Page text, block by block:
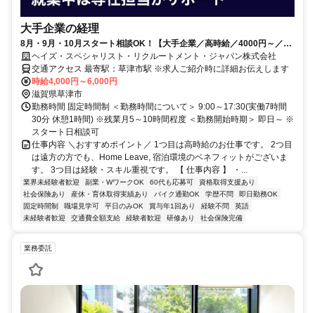
大手企業の経理
8月・9月・10月スタート相談OK！【大手企業／高時給／4000円～／プ
ロジェクト】経理
ヘイズ・スペシャリスト・リクルートメント・ジャパン株式会社
交通アクセス 最寄駅：草津市駅 ※求人ご紹介時に詳細お伝えします
時給4,000円～6,000円
滋賀県草津市
勤務時間 固定時間制 ＜勤務時間について＞ 9:00～17:30(実働7時間
30分 休憩1時間) ※残業月5～10時間程度 ＜勤務開始時期＞ 即日～ ※
スタート日相談可
仕事内容 ＼おすすめポイント／ 1つ目は高時給のお仕事です。 2つ目
は遠方の方でも、Home Leave, 宿泊環境のベネフィットがございま
す。 3つ目は経験・スキル重視です。 【 仕事内容 】 ・...
業界未経験者歓迎 副業・WワークOK 60代も応募可
資格取得支援あり
社会保険あり
産休・育休取得実績あり バイク通勤OK 学歴不問
即日勤務OK
固定時間制
職場見学可 平日のみOK 賞与年1回あり 経験不問
英語
未経験者歓迎
交通費全額支給 経験者歓迎 研修あり 社会保険完備
業務委託